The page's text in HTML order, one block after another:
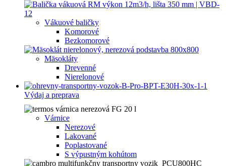
Vákuové baličky
Komorové
Bezkomorové
Mäsokláty
Drevenné
Nierelonové
Výdaj a preprava
Várnice
Nerezové
Lakované
Poplastované
S výpustným kohútom